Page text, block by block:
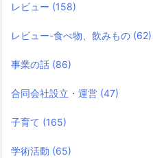
レビュー (158)
レビュー-食べ物、飲みもの (62)
事業の話 (86)
合同会社設立・運営 (47)
子育て (165)
学術活動 (65)